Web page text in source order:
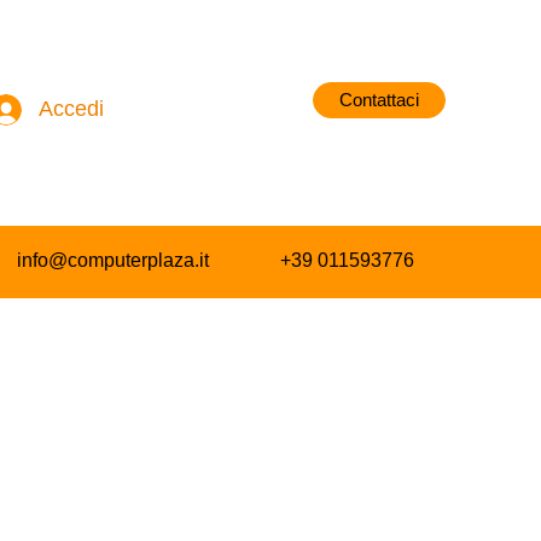
Accedi Contattaci
info@computerplaza.it +39 011593776